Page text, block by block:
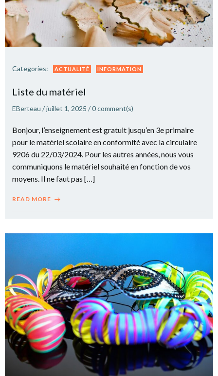
Categories: ACTUALITÉ INFORMATION
Liste du matériel
EBerteau /juillet 1, 2025 /0comment(s)
Bonjour, l’enseignement est gratuit jusqu’en 3e primaire
pour le matériel scolaire en conformité avec la circulaire
9206 du 22/03/2024. Pour les autres années, nous vous
communiquons le matériel souhaité en fonction de vos
moyens. Il ne faut pas […]
READ MORE